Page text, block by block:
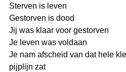
Sterven is leven
Gestorven is dood
Jij was klaar voor gestorven
Je leven was voldaan
Je nam afscheid van dat hele
pijplijn zat